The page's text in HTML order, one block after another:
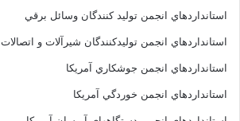
استانداردهاي انجمن توليد کنندگان وسائل برقي
استانداردهاي انجمن توليدکنندگان شيرآلات و اتصالات
استانداردهاي انجمن جوشکاري آمريکا
استانداردهاي انجمن خوردگي آمريکا